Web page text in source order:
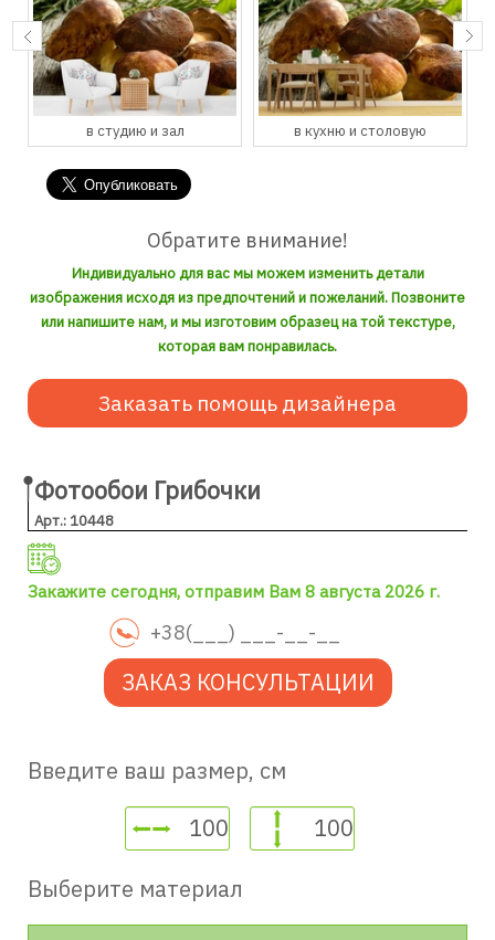
в студию и зал в кухню и столовую
Обратите внимание!
Индивидуально для вас мы можем изменить детали
изображения исходя из предпочтений и пожеланий. Позвоните
или напишите нам, и мы изготовим образец на той текстуре,
которая вам понравилась.
Заказать помощь дизайнера
Фотообои Грибочки
Арт.: 10448
Закажите сегодня, отправим Вам 8 августа 2026 г.
ЗАКАЗ КОНСУЛЬТАЦИИ
Введите ваш размер, см
Выберите материал